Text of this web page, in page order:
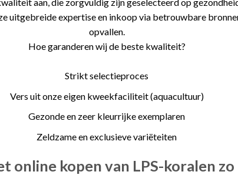
uitgebreide expertise en inkoop via betrouwbare
opvallen.
Hoe garanderen wij de beste kwaliteit?
Strikt selectieproces
Vers uit onze eigen kweekfaciliteit (aquacultuur)
Gezonde en zeer kleurrijke exemplaren
Zeldzame en exclusieve variëteiten
online kopen van LPS-koralen